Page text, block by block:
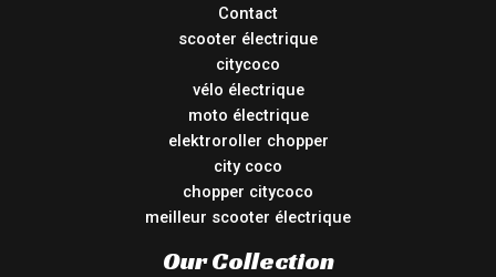
Contact
scooter électrique
citycoco
vélo électrique
moto électrique
elektroroller chopper
city coco
chopper citycoco
meilleur scooter électrique
Our Collection